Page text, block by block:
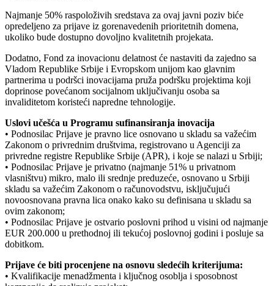
Najmanje 50% raspoloživih sredstava za ovaj javni poziv biće
opredeljeno za prijave iz gorenavedenih prioritetnih domena,
ukoliko bude dostupno dovoljno kvalitetnih projekata.
Dodatno, Fond za inovacionu delatnost će nastaviti da zajedno sa
Vladom Republike Srbije i Evropskom unijom kao glavnim
partnerima u podršci inovacijama pruža podršku projektima koji
doprinose povećanom socijalnom uključivanju osoba sa
invaliditetom koristeći napredne tehnologije.
Uslovi učešća u Programu sufinansiranja inovacija
• Podnosilac Prijave je pravno lice osnovano u skladu sa važećim
Zakonom o privrednim društvima, registrovano u Agenciji za
privredne registre Republike Srbije (APR), i koje se nalazi u Srbiji;
• Podnosilac Prijave je privatno (najmanje 51% u privatnom
vlasništvu) mikro, malo ili srednje preduzeće, osnovano u Srbiji
skladu sa važećim Zakonom o računovodstvu, isključujući
novoosnovana pravna lica onako kako su definisana u skladu sa
ovim zakonom;
• Podnosilac Prijave je ostvario poslovni prihod u visini od najmanje
EUR 200.000 u prethodnoj ili tekućoj poslovnoj godini i posluje sa
dobitkom.
Prijave će biti procenjene na osnovu sledećih kriterijuma:
• Kvalifikacije menadžmenta i ključnog osoblja i sposobnost